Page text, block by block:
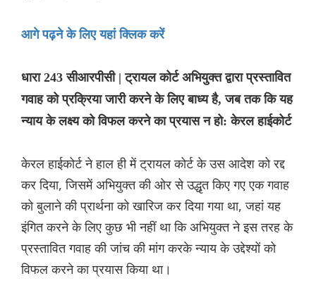
आगे पढ़ने के लिए यहां क्लिक करें
धारा 243 सीआरपीसी | ट्रायल कोर्ट अभियुक्त द्वारा प्रस्तावित
गवाह को प्रक्रिया जारी करने के लिए बाध्य है, जब तक कि यह
न्याय के लक्ष्य को विफल करने का प्रयास न हो: केरल हाईकोर्ट
केरल हाईकोर्ट ने हाल ही में ट्रायल कोर्ट के उस आदेश को रद्द
कर दिया, जिसमें अभियुक्त की ओर से उद्धृत किए गए एक गवाह
को बुलाने की प्रार्थना को खारिज कर दिया गया था, जहां यह
इंगित करने के लिए कुछ भी नहीं था कि अभियुक्त ने इस तरह के
प्रस्तावित गवाह की जांच की मांग करके न्याय के उद्देश्यों को
विफल करने का प्रयास किया था।